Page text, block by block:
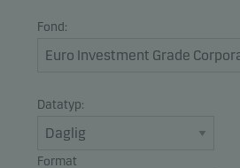
Fond:
Datatyp:
Format